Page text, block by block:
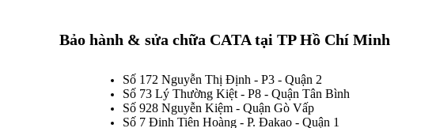
Bảo hành & sửa chữa CATA tại TP Hồ Chí Minh
Số 172 Nguyễn Thị Định - P3 - Quận 2
Số 73 Lý Thường Kiệt - P8 - Quận Tân Bình
Số 928 Nguyễn Kiệm - Quận Gò Vấp
Số 7 Đinh Tiên Hoàng - P. Đakao - Quận 1